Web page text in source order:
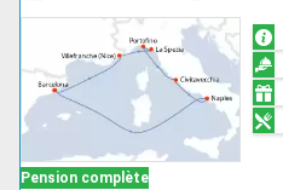
Pension complète